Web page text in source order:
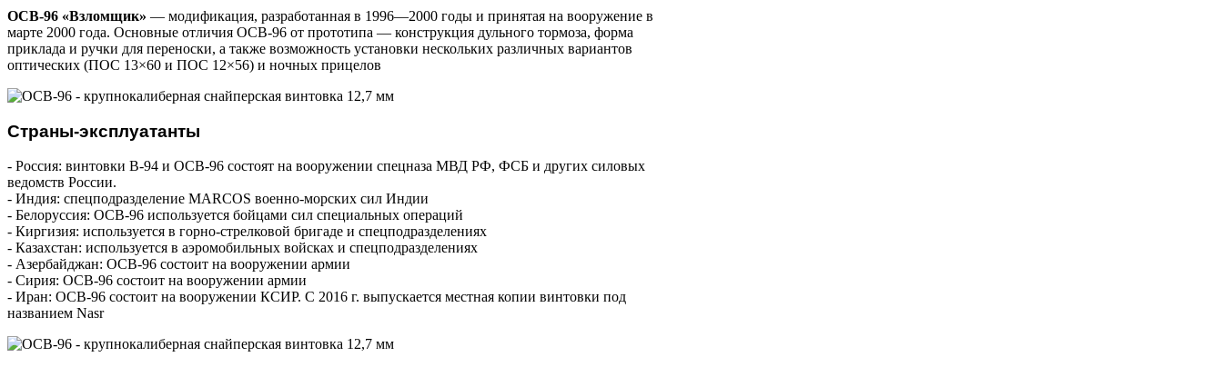
ОСВ-96 «Взломщик» — модификация, разработанная в 1996—2000 годы и принятая на вооружение в
марте 2000 года. Основные отличия ОСВ-96 от прототипа — конструкция дульного тормоза, форма
приклада и ручки для переноски, а также возможность установки нескольких различных вариантов
оптических (ПОС 13×60 и ПОС 12×56) и ночных прицелов
Страны-эксплуатанты
- Россия: винтовки В-94 и ОСВ-96 состоят на вооружении спецназа МВД РФ, ФСБ и других силовых
ведомств России.
- Индия: спецподразделение MARCOS военно-морских сил Индии
- Белоруссия: ОСВ-96 используется бойцами сил специальных операций
- Киргизия: используется в горно-стрелковой бригаде и спецподразделениях
- Казахстан: используется в аэромобильных войсках и спецподразделениях
- Азербайджан: ОСВ-96 состоит на вооружении армии
- Сирия: ОСВ-96 состоит на вооружении армии
- Иран: ОСВ-96 состоит на вооружении КСИР. С 2016 г. выпускается местная копии винтовки под
названием Nasr